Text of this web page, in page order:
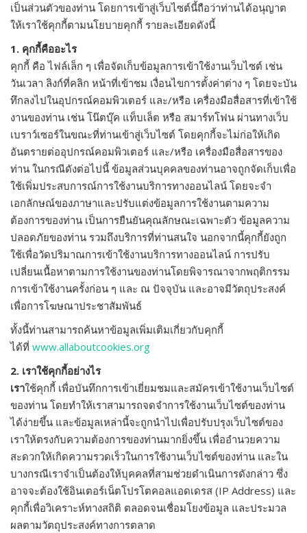
เป็นส่วนตัวของท่าน โดยการเข้าสู่เว็บไซต์นี้ถือว่าท่านได้อนุญาต
ให้เราใช้คุกกี้ตามนโยบายคุกกี้ รายละเอียดดังนี้
1. คุกกี้คืออะไร
คุกกี้ คือ ไฟล์เล็ก ๆ เพื่อจัดเก็บข้อมูลการเข้าใช้งานเว็บไซต์ เช่น
วันเวลา ลิงก์ที่คลิก หน้าที่เข้าชม เงื่อนไขการตั้งค่าต่าง ๆ โดยจะบัน
ทึกลงไปในอุปกรณ์คอมพิวเตอร์ และ/หรือ เครื่องมือสื่อสารที่เข้าใช้
งานของท่าน เช่น โน๊ตบุ๊ค แท็บเล็ต หรือ สมาร์ทโฟน ผ่านทางเว็บ
เบราว์เซอร์ในขณะที่ท่านเข้าสู่เว็บไซต์ โดยคุกกี้จะไม่ก่อให้เกิด
อันตรายต่ออุปกรณ์คอมพิวเตอร์ และ/หรือ เครื่องมือสื่อสารของ
ท่าน ในกรณีดังต่อไปนี้ ข้อมูลส่วนบุคคลของท่านอาจถูกจัดเก็บเพื่อ
ใช้เพิ่มประสบการณ์การใช้งานบริการทางออนไลน์ โดยจะจำ
เอกลักษณ์ของภาษาและปรับแต่งข้อมูลการใช้งานตามความ
ต้องการของท่าน เป็นการยืนยันคุณลักษณะเฉพาะตัว ข้อมูลความ
ปลอดภัยของท่าน รวมถึงบริการที่ท่านสนใจ นอกจากนี้คุกกี้ยังถูก
ใช้เพื่อวัดปริมาณการเข้าใช้งานบริการทางออนไลน์ การปรับ
เปลี่ยนเนื้อหาตามการใช้งานของท่านโดยพิจารณาจากพฤติกรรม
การเข้าใช้งานครั้งก่อน ๆ และ ณ ปัจจุบัน และอาจมีวัตถุประสงค์
เพื่อการโฆษณาประชาสัมพันธ์
ทั้งนี้ท่านสามารถค้นหาข้อมูลเพิ่มเติมเกี่ยวกับคุกกี้
ได้ที่ www.allaboutcookies.org
2. เราใช้คุกกี้อย่างไร
เราใช้คุกกี้ เพื่อบันทึกการเข้าเยี่ยมชมและสมัครเข้าใช้งานเว็บไซต์
ของท่าน โดยทำให้เราสามารถจดจำการใช้งานเว็บไซต์ของท่าน
ได้ง่ายขึ้น และข้อมูลเหล่านี้จะถูกนำไปเพื่อปรับปรุงเว็บไซต์ของ
เราให้ตรงกับความต้องการของท่านมากยิ่งขึ้น เพื่ออำนวยความ
สะดวกให้เกิดความรวดเร็วในการใช้งานเว็บไซต์ของท่าน และใน
บางกรณีเราจำเป็นต้องให้บุคคลที่สามช่วยดำเนินการดังกล่าว ซึ่ง
อาจจะต้องใช้อินเตอร์เน็ตโปรโตคอลแอดเดรส (IP Address) และ
คุกกี้เพื่อวิเคราะห์ทางสถิติ ตลอดจนเชื่อมโยงข้อมูล และประมวล
ผลตามวัตถุประสงค์ทางการตลาด